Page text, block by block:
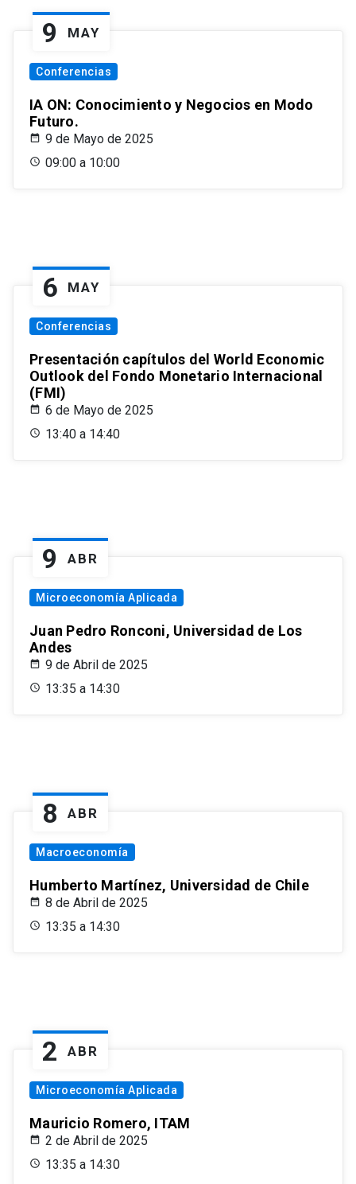
9 MAY
Conferencias
IA ON: Conocimiento y Negocios en Modo
Futuro.
9 de Mayo de 2025
09:00 a 10:00
6 MAY
Conferencias
Presentación capítulos del World Economic
Outlook del Fondo Monetario Internacional
(FMI)
6 de Mayo de 2025
13:40 a 14:40
9 ABR
Microeconomía Aplicada
Juan Pedro Ronconi, Universidad de Los
Andes
9 de Abril de 2025
13:35 a 14:30
8 ABR
Macroeconomía
Humberto Martínez, Universidad de Chile
8 de Abril de 2025
13:35 a 14:30
2 ABR
Microeconomía Aplicada
Mauricio Romero, ITAM
2 de Abril de 2025
13:35 a 14:30